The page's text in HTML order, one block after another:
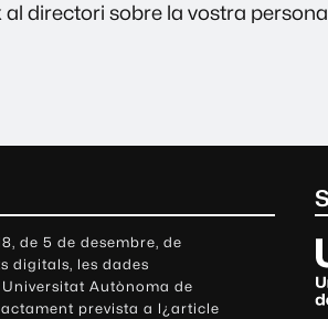
directori sobre la vostra
de 5 de desembre, de
digitals, les dades
Autònoma de
prevista a l¿article
U
n
i